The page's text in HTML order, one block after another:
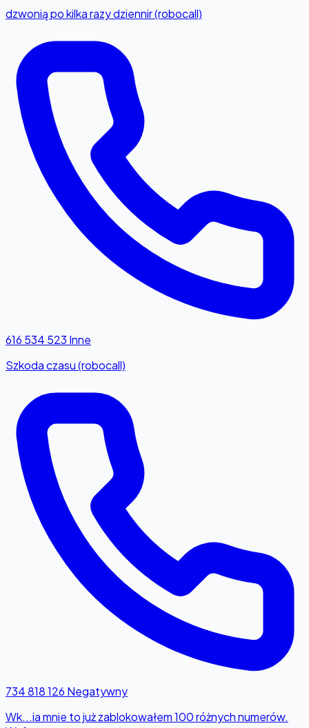
dzwonią po kilka razy dziennir (robocall)
616 534 523 Inne
Szkoda czasu (robocall)
734 818 126 Negatywny
Wk...ia mnie to już zablokowałem 100 różnych numerów.